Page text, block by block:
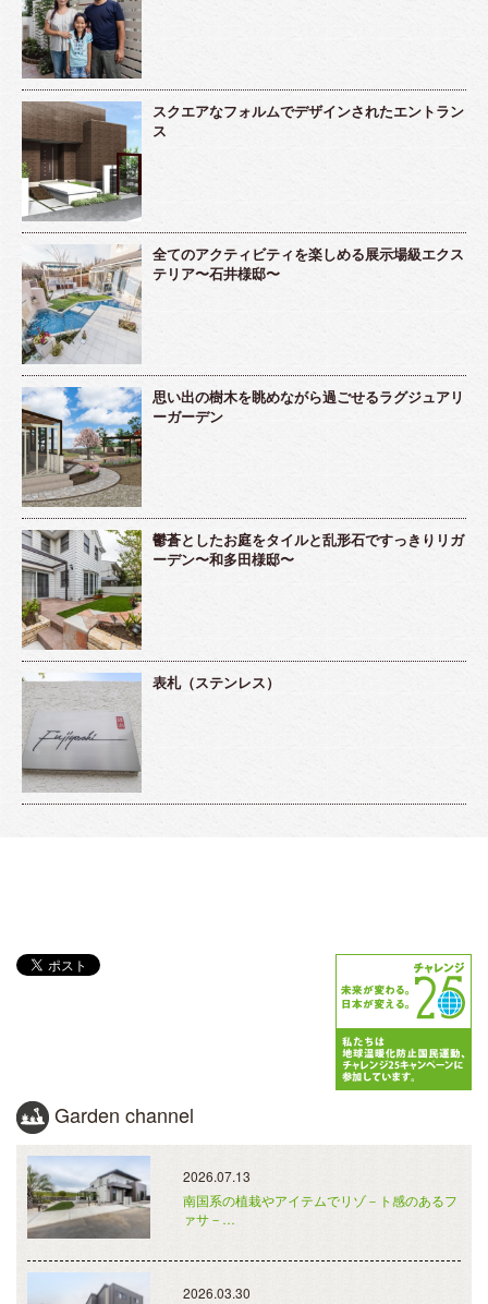
スクエアなフォルムでデザインされたエントラン
ス
全てのアクティビティを楽しめる展示場級エクス
テリア〜石井様邸〜
思い出の樹木を眺めながら過ごせるラグジュアリ
ーガーデン
鬱蒼としたお庭をタイルと乱形石ですっきりリガ
ーデン〜和多田様邸〜
表札（ステンレス）
Garden channel
2026.07.13
南国系の植栽やアイテムでリゾ－ト感のあるフ
ァサ－…
2026.03.30